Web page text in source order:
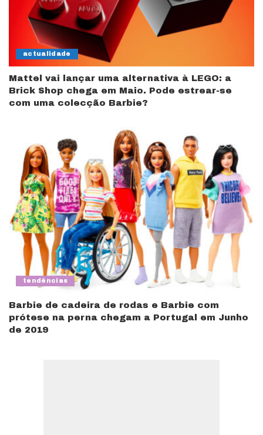
actualidade
Mattel vai lançar uma alternativa à LEGO: a
Brick Shop chega em Maio. Pode estrear-se
com uma colecção Barbie?
tendências
Barbie de cadeira de rodas e Barbie com
prótese na perna chegam a Portugal em Junho
de 2019